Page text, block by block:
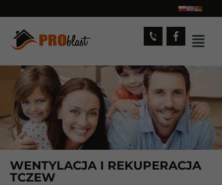
WENTYLACJA I REKUPERACJA
TCZEW